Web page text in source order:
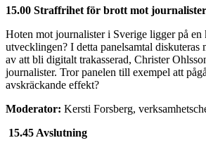
15.00 Straffrihet för brott mot
Hoten mot journalister i Sverige ligger på
utvecklingen? I detta panelsamtal
av att bli digitalt trakasserad, Christer
journalister. Tror panelen till exempel att
avskräckande effekt?
Moderator: Kersti Forsberg,
15.45 Avslutning